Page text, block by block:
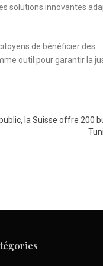
solutions innovantes
de bénéficier des
outil pour garantir la
la Suisse offre 200